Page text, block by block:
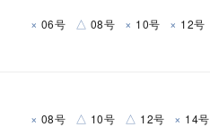
× 06号 △ 08号 × 10号 × 12号
× 08号 △ 10号 △ 12号 × 14号